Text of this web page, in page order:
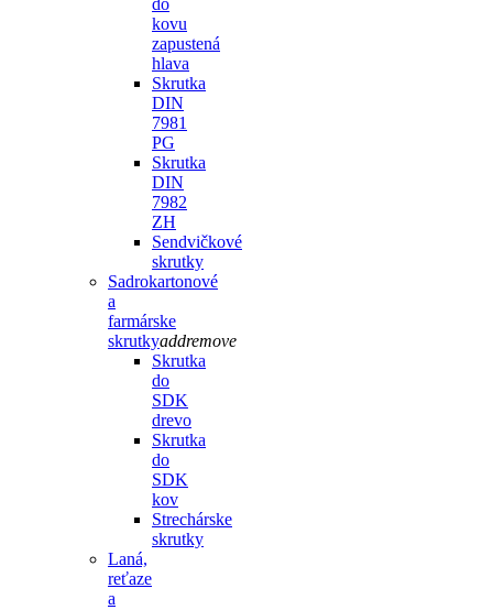
do
kovu
zapustená
hlava
Skrutka
DIN
7981
PG
Skrutka
DIN
7982
ZH
Sendvičkové
skrutky
Sadrokartonové
a
farmárske
skrutkyaddremove
Skrutka
do
SDK
drevo
Skrutka
do
SDK
kov
Strechárske
skrutky
Laná,
reťaze
a